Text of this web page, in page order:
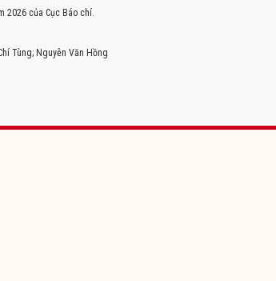
2026 của Cục Báo chí.
Tùng; Nguyễn Văn Hồng